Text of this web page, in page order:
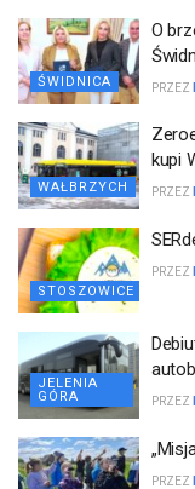
ŚWIDNICA
O
PRZEZ
WAŁBRZYCH
kupi
PRZEZ
STOSZOWICE
PRZEZ
JELENIA
GÓRA
PRZEZ
PRZEZ